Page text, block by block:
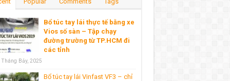
Bổ túc tay lái thực tế bằng xe
Vios số sàn – Tập chạy
đường trường từ TP.HCM đi
các tỉnh
Tháng Bảy, 2025
Bổ túc tay lái Vinfast VF3 – chỉ